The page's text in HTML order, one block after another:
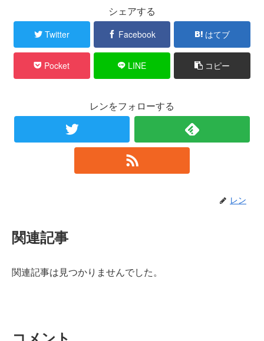
シェアする
Twitter Facebook はてブ
Pocket LINE コピー
レンをフォローする
レン
関連記事
関連記事は見つかりませんでした。